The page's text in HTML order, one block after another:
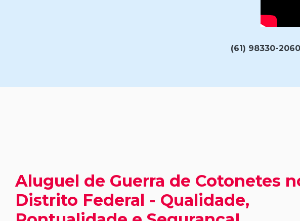
(61) 98330-
Aluguel de Guerra de Cotonetes
Distrito Federal - Qualidade,